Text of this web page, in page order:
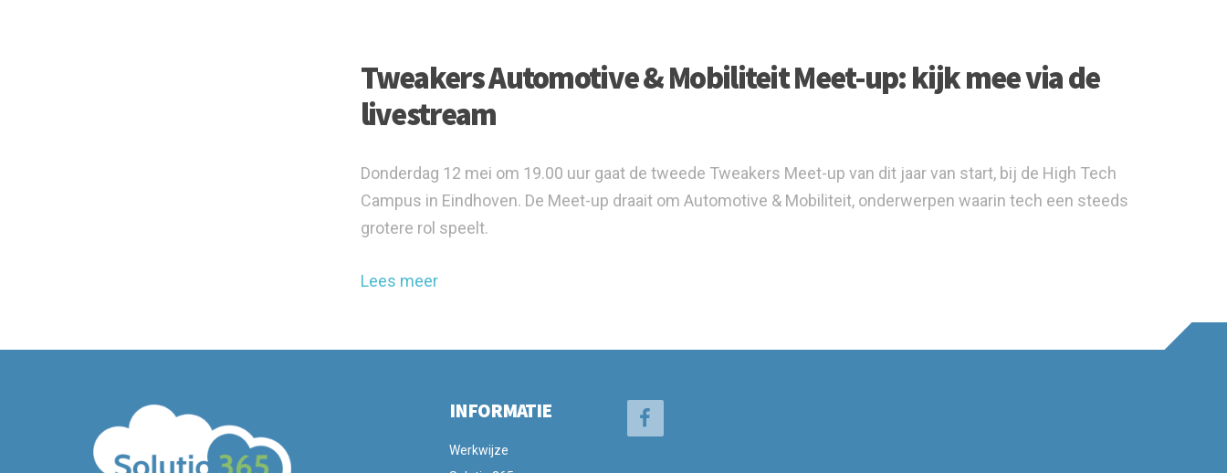
Tweakers Automotive & Mobiliteit Meet-up: kijk mee via de
livestream
Donderdag 12 mei om 19.00 uur gaat de tweede Tweakers Meet-up van dit jaar van start, bij de High Tech
Campus in Eindhoven. De Meet-up draait om Automotive & Mobiliteit, onderwerpen waarin tech een steeds
grotere rol speelt.
Lees meer
INFORMATIE
Werkwijze